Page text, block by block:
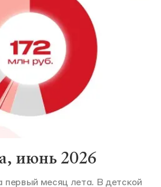
июнь 2026
первый месяц лета. В детской